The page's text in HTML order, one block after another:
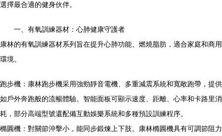
選擇最合適的健身伙伴。
一、有氧訓練器材：心肺健康守護者
康林的有氧訓練器材系列旨在提升心肺功能、燃燒脂肪，適合家庭和商用
環境。
跑步機：康林跑步機采用強勁靜音電機、多重減震系統和寬敞跑帶，提供
如戶外奔跑般的流暢體驗。智能面板可顯示速度、距離、心率和卡路里消
耗，部分高端型號還配備互動娛樂系統和多種預設訓練程序。
橢圓機：對關節沖擊小，能同步鍛煉上下肢。康林橢圓機具有可調節阻力